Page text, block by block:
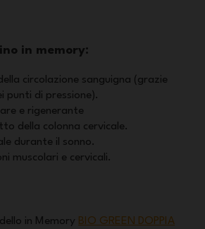
in memory:
circolazione sanguigna (grazie
punti di pressione).
e rigenerante
della colonna cervicale.
durante il sonno.
muscolari e cervicali.
in Memory BIO GREEN DOPPIA